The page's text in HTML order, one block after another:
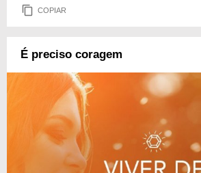
COPIAR
É preciso coragem